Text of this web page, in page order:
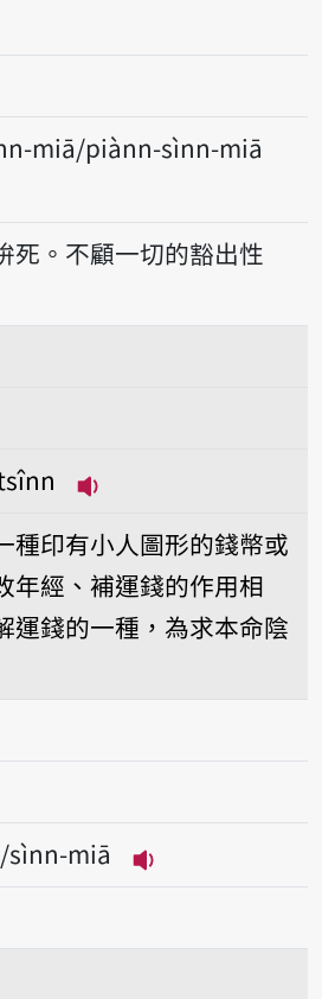
miā/piànn-sìnn-miā
piànn-sènn-miā/piànn-
死。不顧一切的豁出性
種印有小人圖形的錢幣或
年經、補運錢的作用相
運錢的一種，為求本命陰
miā
播放音讀sènn-